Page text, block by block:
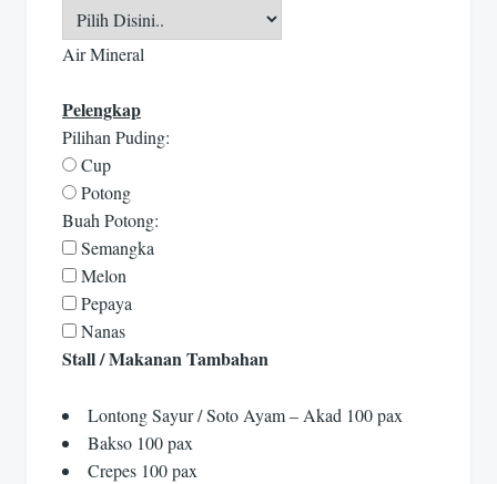
Air Mineral
Pelengkap
Pilihan Puding:
Cup
Potong
Buah Potong:
Semangka
Melon
Pepaya
Nanas
Stall / Makanan Tambahan
Lontong Sayur / Soto Ayam – Akad 100 pax
Bakso 100 pax
Crepes 100 pax